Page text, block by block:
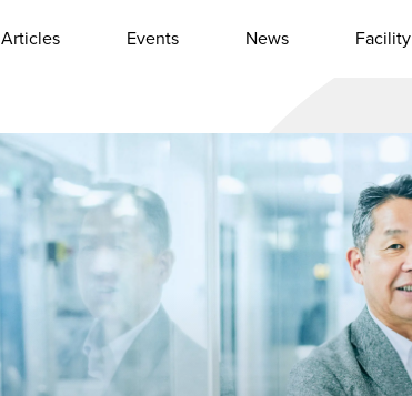
Articles Events News Facility